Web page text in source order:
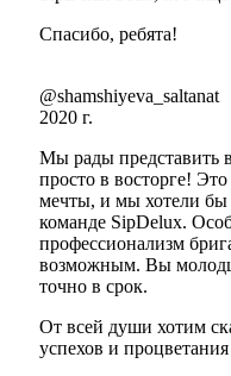
Спасибо, ребята!
@shamshiyeva_saltanat
2020 г.
Мы рады представить
просто в восторге!
мечты, и мы хотели бы
команде SipDelux.
профессионализм
возможным. Вы
точно в срок.
От всей души хотим
успехов и